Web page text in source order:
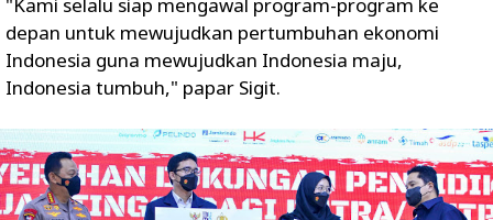
depan untuk mewujudkan pertumbuhan ekonomi
Indonesia guna mewujudkan Indonesia maju,
Indonesia tumbuh," papar Sigit.